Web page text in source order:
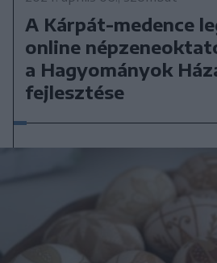
A Kárpát-medence
online
a Hagyományok
fejlesztése